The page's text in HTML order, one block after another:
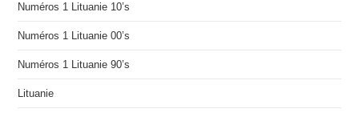
Numéros 1 Lituanie 10’s
Numéros 1 Lituanie 00’s
Numéros 1 Lituanie 90’s
Lituanie